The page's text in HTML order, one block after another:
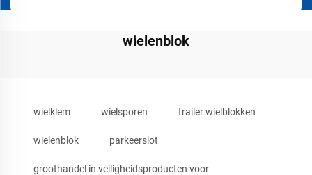
wielenblok
wielklem wielsporen trailer wielblokken
wielenblok parkeerslot
groothandel in veiligheidsproducten voor